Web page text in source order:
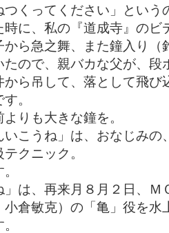
つくってください」とい
時に、私の『道成寺』の
から急之舞、また鐘入り
たので、親バカな父が、段
ら吊して、落として飛び
。
りも大きな鐘を。
いこうね」は、おなじみ
クニック。
」は、再来月８月２日、
倉敏克）の「亀」役を水